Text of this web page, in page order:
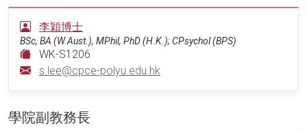
李穎博士
BSc, BA (W.Aust.), MPhil, PhD (H.K.); CPsychol (BPS)
WK-S1206
s.lee@cpce-polyu.edu.hk
學院副教務長